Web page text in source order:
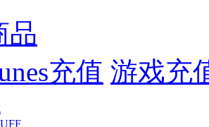
品
充值 游戏充